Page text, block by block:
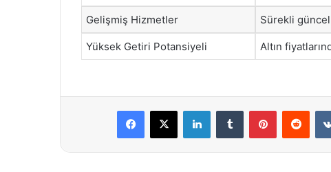
Gelişmiş Hizmetler Sürekli
Yüksek Getiri Potansiyeli Altın
Facebook
X LinkedInTumblr Pinterest